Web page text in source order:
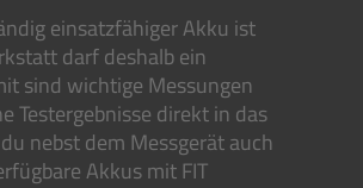
einsatzfähiger Akku ist
darf deshalb ein
sind wichtige Messungen
Testergebnisse direkt in das
nebst dem Messgerät auch
Akkus mit FIT